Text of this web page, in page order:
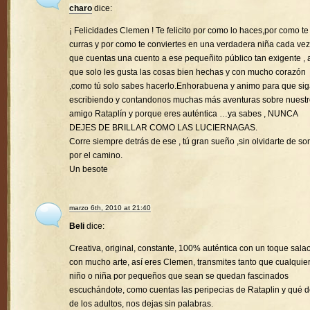
charo dice:
¡ Felicidades Clemen ! Te felicito por como lo haces,por como
curras y por como te conviertes en una verdadera niña cada vez
que cuentas una cuento a ese pequeñito público tan exigente ,
que solo les gusta las cosas bien hechas y con mucho corazón
,como tú solo sabes hacerlo.Enhorabuena y animo para que
escribiendo y contandonos muchas más aventuras sobre
amigo Rataplín y porque eres auténtica …ya sabes , NUNCA
DEJES DE BRILLAR COMO LAS LUCIERNAGAS.
Corre siempre detrás de ese , tú gran sueño ,sin olvidarte de
por el camino.
Un besote
marzo 6th, 2010 at 21:40
Beli dice:
Creativa, original, constante, 100% auténtica con un toque
con mucho arte, así eres Clemen, transmites tanto que cualquier
niño o niña por pequeños que sean se quedan fascinados
escuchándote, como cuentas las peripecias de Rataplin y qué
de los adultos, nos dejas sin palabras.